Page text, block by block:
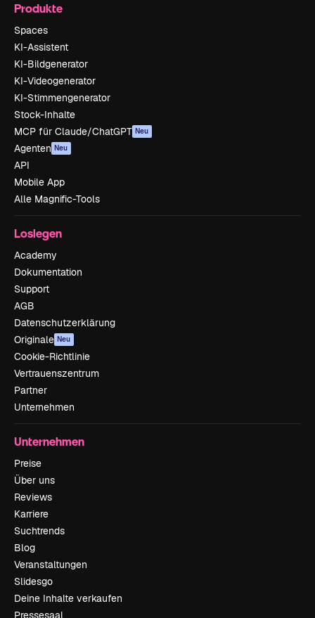
Produkte
Spaces
KI-Assistent
KI-Bildgenerator
KI-Videogenerator
KI-Stimmengenerator
Stock-Inhalte
MCP für Claude/ChatGPT Neu
Agenten Neu
API
Mobile App
Alle Magnific-Tools
Loslegen
Academy
Dokumentation
Support
AGB
Datenschutzerklärung
Originale Neu
Cookie-Richtlinie
Vertrauenszentrum
Partner
Unternehmen
Unternehmen
Preise
Über uns
Reviews
Karriere
Suchtrends
Blog
Veranstaltungen
Slidesgo
Deine Inhalte verkaufen
Pressesaal